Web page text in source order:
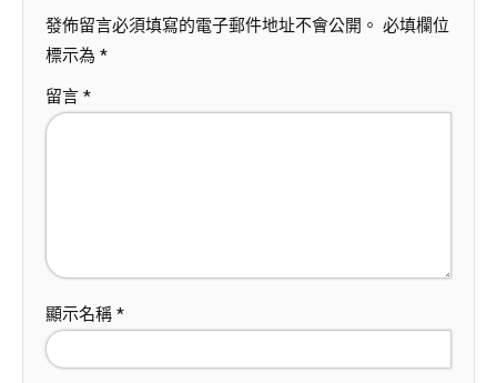
發佈留言必須填寫的電子郵件地址不會公開。 必填欄位
標示為 *
留言 *
顯示名稱 *